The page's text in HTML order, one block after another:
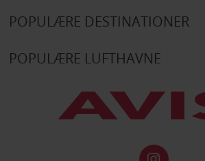
POPULÆRE DESTINATIONER
POPULÆRE LUFTHAVNE